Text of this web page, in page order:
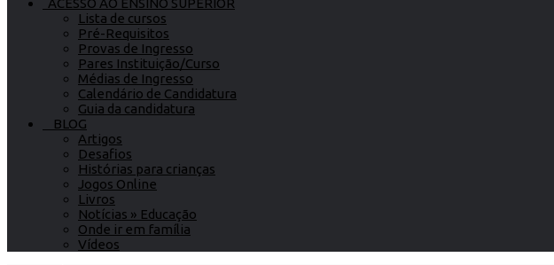
ACESSO AO ENSINO SUPERIOR
Lista de cursos
Pré-Requisitos
Provas de Ingresso
Pares Instituição/Curso
Médias de Ingresso
Calendário de Candidatura
Guia da candidatura
BLOG
Artigos
Desafios
Histórias para crianças
Jogos Online
Livros
Notícias » Educação
Onde ir em família
Vídeos